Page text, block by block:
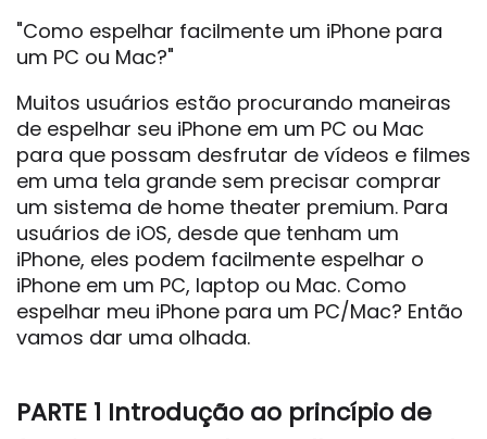
"Como espelhar facilmente um iPhone para
um PC ou Mac?"
Muitos usuários estão procurando maneiras
de espelhar seu iPhone em um PC ou Mac
para que possam desfrutar de vídeos e filmes
em uma tela grande sem precisar comprar
um sistema de home theater premium. Para
usuários de iOS, desde que tenham um
iPhone, eles podem facilmente espelhar o
iPhone em um PC, laptop ou Mac. Como
espelhar meu iPhone para um PC/Mac? Então
vamos dar uma olhada.
PARTE 1 Introdução ao princípio de